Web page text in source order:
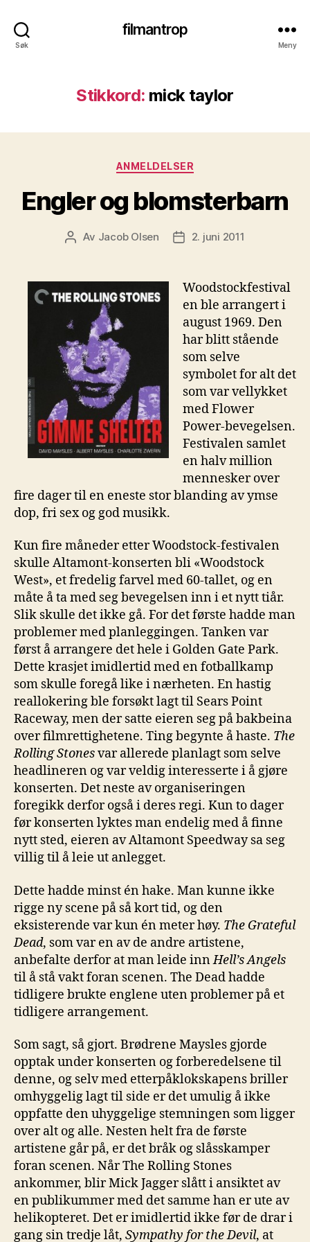
Søk
filmantrop
Meny
Stikkord: mick taylor
Kategorier
ANMELDELSER
Engler og blomsterbarn
Innleggsforfatter
Av Jacob Olsen Publiseringsdato
2. juni 2011
Woodstockfestival
en ble arrangert i
august 1969. Den
har blitt stående
som selve
symbolet for alt det
som var vellykket
med Flower
Power-bevegelsen.
Festivalen samlet
en halv million
mennesker over
fire dager til en eneste stor blanding av ymse
dop, fri sex og god musikk.
Kun fire måneder etter Woodstock-festivalen
skulle Altamont-konserten bli «Woodstock
West», et fredelig farvel med 60-tallet, og en
måte å ta med seg bevegelsen inn i et nytt tiår.
Slik skulle det ikke gå. For det første hadde man
problemer med planleggingen. Tanken var
først å arrangere det hele i Golden Gate Park.
Dette krasjet imidlertid med en fotballkamp
som skulle foregå like i nærheten. En hastig
reallokering ble forsøkt lagt til Sears Point
Raceway, men der satte eieren seg på bakbeina
over filmrettighetene. Ting begynte å haste. The
Rolling Stonesvar allerede planlagt som selve
headlineren og var veldig interesserte i å gjøre
konserten. Det neste av organiseringen
foregikk derfor også i deres regi. Kun to dager
før konserten lyktes man endelig med å finne
nytt sted, eieren av Altamont Speedway sa seg
villig til å leie ut anlegget.
Dette hadde minst én hake. Man kunne ikke
rigge ny scene på så kort tid, og den
eksisterende var kun én meter høy. The Grateful
Dead, som var en av de andre artistene,
anbefalte derfor at man leide innHell’s Angels
til å stå vakt foran scenen. The Dead hadde
tidligere brukte englene uten problemer på et
tidligere arrangement.
Som sagt, så gjort. Brødrene Maysles gjorde
opptak under konserten og forberedelsene til
denne, og selv med etterpåklokskapens briller
omhyggelig lagt til side er det umulig å ikke
oppfatte den uhyggelige stemningen som ligger
over alt og alle. Nesten helt fra de første
artistene går på, er det bråk og slåsskamper
foran scenen. Når The Rolling Stones
ankommer, blir Mick Jagger slått i ansiktet av
en publikummer med det samme han er ute av
helikopteret. Det er imidlertid ikke før de drar i
gang sin tredje låt, Sympathy for the Devil, at